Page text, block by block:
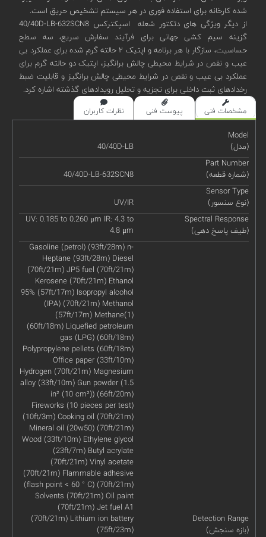
شده کارخانه برای استفاده فوری در هر سیستم تشخیص حریق است.
از دیگر ویژگی های دتکتور شعله اسپکترکس 40/40D-LB-632SCN8
گزینه سیم کشی جهانی برای فرآیند سفارش سریع، سه سطح
حساسیت، سازگار با هر برنامه و اپتیک ۲ حالته گرم شده برای عملکرد بی
عیب و نقص در شرایط محیطی چالش برانگیز، اپتیک دو حالته گرم برای
عملکرد بی عیب و نقص در شرایط محیطی چالش برانگیز و قابلیت ضبط
رخدادهای ثبت داخلی برای تجزیه و تحلیل رویدادهای گذشته اشاره کرد.
مشخصات فنی پیوست فنی نظرات کاربران
Model
(مدل)
40/40D-LB
Part Number
(شماره قطعه)
40/40D-LB-632SCN8
Sensor Type
(نوع سنسور)
UV/IR
Spectral Response
(طیف پاسخ دهی)
UV: 0.185 to 0.260 μm IR: 4.3 to
4.8 μm
Detection Range
(بازه سنجش)
Gasoline (petrol) (93ft/28m) n-
Heptane (93ft/28m) Diesel
(70ft/21m) JP5 fuel (70ft/21m)
Kerosene (70ft/21m) Ethanol
95% (57ft/17m) Isopropyl alcohol
(IPA) (70ft/21m) Methanol
(57ft/17m) Methane(1)
(60ft/18m) Liquefied petroleum
gas (LPG) (60ft/18m)
Polypropylene pellets (60ft/18m)
Office paper (33ft/10m)
Hydrogen (70ft/21m) Magnesium
alloy (33ft/10m) Gun powder (1.5
in² (10 cm²)) (66ft/20m)
Fireworks (10 pieces per test)
(10ft/3m) Cooking oil (70ft/21m)
Mineral oil (20w50) (70ft/21m)
Wood (33ft/10m) Ethylene glycol
(23ft/7m) Butyl acrylate
(70ft/21m) Vinyl acetate
(70ft/21m) Flammable adhesive
(flash point < 60 ° C) (70ft/21m)
Solvents (70ft/21m) Oil paint
(70ft/21m) Jet fuel A1
(70ft/21m) Lithium ion battery
(75ft/23m)